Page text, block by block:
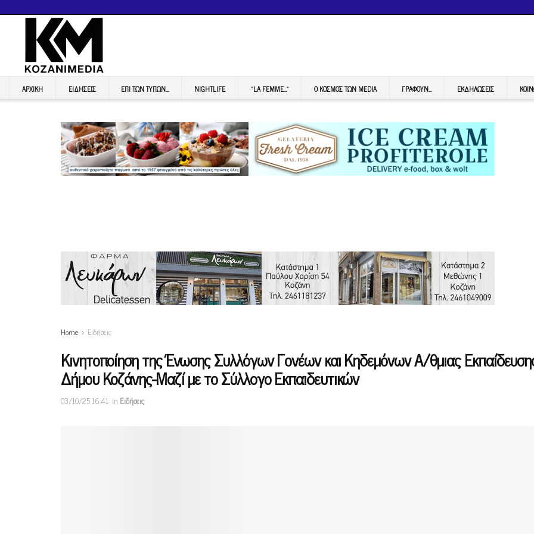
ΑΡΧΙΚΉ ΕΙΔΉΣΕΙΣ ΕΠI ΤΩΝ ΤΥΠΩΝ… NIGHTLIFE “LA FEMME…” Ο ΚΟΣΜΟΣ ΤΩΝ MEDIA ΓΡΆΦΟΥΝ… ΕΚΔΗΛΏΣΕΙΣ
Home Ειδήσεις
Κινητοποίηση της Ένωσης Συλλόγων Γονέων και Κηδεμόνων Α/θμιας
Δήμου Κοζάνης-Μαζί με το Σύλλογο Εκπαιδευτικών
03/10/25 16:41 in Ειδήσεις